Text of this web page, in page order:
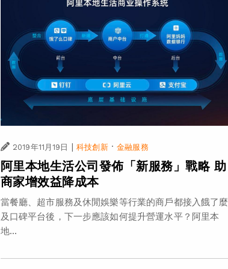
2019年11月19日 | 科技創新·金融服務
阿里本地生活公司發佈「新服務」戰略 助
商家增效益降成本
當餐廳、超市服務及休閒娛樂等行業的商戶都接入餓了麼
及口碑平台後，下一步應該如何提升營運水平？阿里本
地...